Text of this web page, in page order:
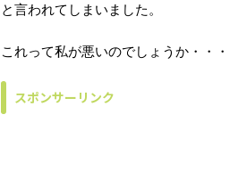
と言われてしまいました。
これって私が悪いのでしょうか・・・
スポンサーリンク